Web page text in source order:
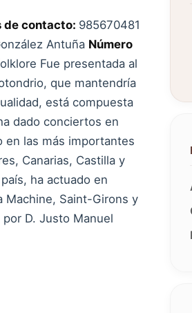
de contacto: 985670481
Antuña Número
Fue presentada al
que mantendría
está compuesta
dado conciertos en
en las más importantes
Canarias, Castilla y
ha actuado en
Machine, Saint-Girons y
D. Justo Manuel